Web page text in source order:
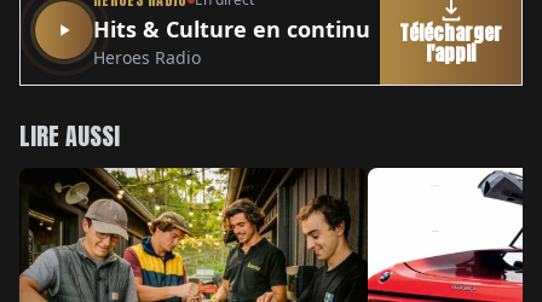
Hits & Culture en continu
Heroes Radio
Télécharger
l'appli
LIRE AUSSI